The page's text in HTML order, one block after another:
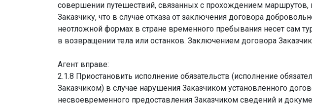
совершении путешествий, связанных с прохождением
Заказчику, что в случае отказа от заключения договора
неотложной формах в стране временного пребывания несет сам
в возвращении тела или останков. Заключением договора
Агент вправе:
2.1.8 Приостановить исполнение обязательств (исполнение
Заказчиком) в случае нарушения Заказчиком установленного
несвоевременного предоставления Заказчиком сведений и